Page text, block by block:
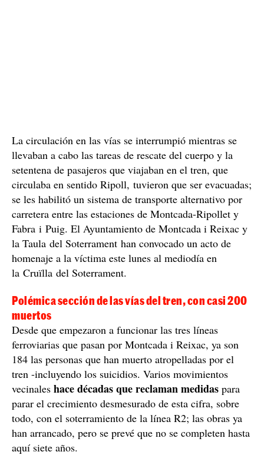
La circulación en las vías se interrumpió mientras se
llevaban a cabo las tareas de rescate del cuerpo y la
setentena de pasajeros que viajaban en el tren, que
circulaba en sentido Ripoll, tuvieron que ser evacuadas;
se les habilitó un sistema de transporte alternativo por
carretera entre las estaciones de Montcada-Ripollet y
Fabra i Puig. El Ayuntamiento de Montcada i Reixac y
la Taula del Soterrament han convocado un acto de
homenaje a la víctima este lunes al mediodía en
la Cruïlla del Soterrament.
Polémica sección de las vías del tren, con casi 200
muertos
Desde que empezaron a funcionar las tres líneas
ferroviarias que pasan por Montcada i Reixac, ya son
184 las personas que han muerto atropelladas por el
tren -incluyendo los suicidios. Varios movimientos
vecinales hace décadas que reclaman medidas para
parar el crecimiento desmesurado de esta cifra, sobre
todo, con el soterramiento de la línea R2; las obras ya
han arrancado, pero se prevé que no se completen hasta
aquí siete años.